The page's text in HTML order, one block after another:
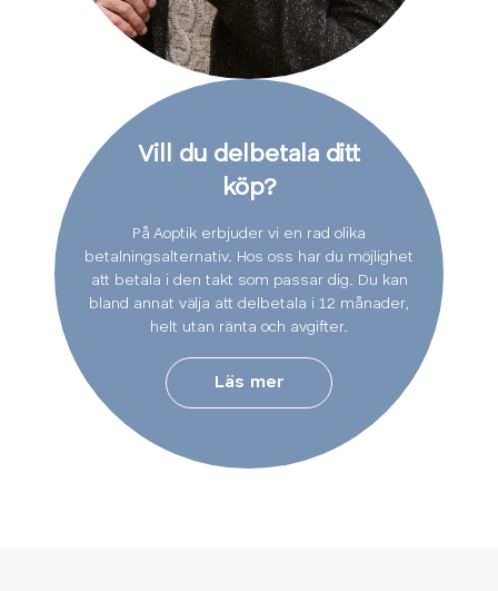
Vill du delbetala ditt
köp?
På Aoptik erbjuder vi en rad olika
betalningsalternativ. Hos oss har du möjlighet
att betala i den takt som passar dig. Du kan
bland annat välja att delbetala i 12 månader,
helt utan ränta och avgifter.
Läs mer